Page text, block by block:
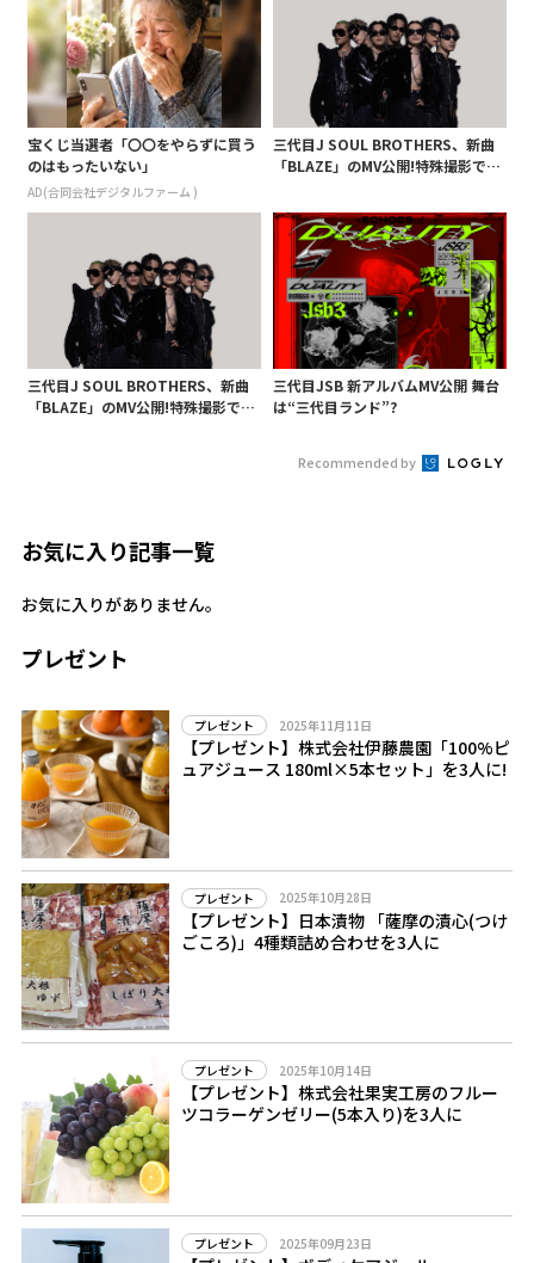
宝くじ当選者「〇〇をやらずに買う
のはもったいない」
AD(合同会社デジタルファーム )
三代目J SOUL BROTHERS、新曲
「BLAZE」のMV公開!特殊撮影でこ
出す構成
三代目J SOUL BROTHERS、新曲
「BLAZE」のMV公開!特殊撮影でこ
三代目JSB 新アルバムMV公開 舞台
は“三代目ランド”?
Recommended by
お気に入り記事一覧
お気に入りがありません。
プレゼント
プレゼント 2025年11月11日
【プレゼント】株式会社伊藤農園「100%ピ
ュアジュース 180ml×5本セット」を3人に!
プレゼント 2025年10月28日
【プレゼント】日本漬物 「薩摩の漬心(つけ
ごころ)」4種類詰め合わせを3人に
プレゼント 2025年10月14日
【プレゼント】株式会社果実工房のフルー
ツコラーゲンゼリー(5本入り)を3人に
プレゼント 2025年09月23日